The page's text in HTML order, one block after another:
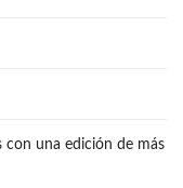
con una edición de más